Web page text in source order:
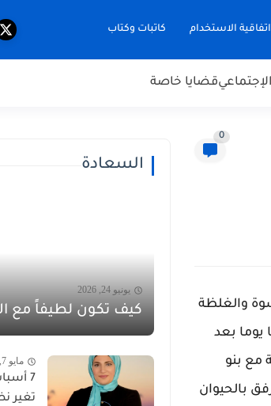
اتفاقية الاستخدام كاتبات وكتاب
قضايا خاصة
0
والغلظة
يوما بعد
مع بنو
بالحيوان
السعادة
يونيو 24, 2026
كيف تكون لطيفاً مع
مايو 7, 2026
7
تغير